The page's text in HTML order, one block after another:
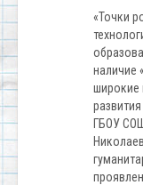
«Точки
наличие
широкие
ГБОУ